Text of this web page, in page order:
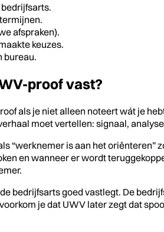
afspraken).
keuzes.
bureau.
proof vast?
als je niet alleen noteert wát je
moet vertellen: signaal,
“werknemer is aan het
en wanneer er wordt
bedrijfsarts goed vastlegt. De
je dat UWV later zegt dat